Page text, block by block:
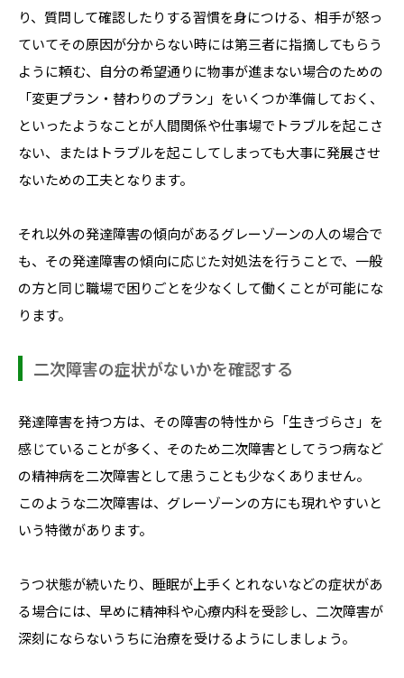
り、質問して確認したりする習慣を身につける、相手が怒っ
ていてその原因が分からない時には第三者に指摘してもらう
ように頼む、自分の希望通りに物事が進まない場合のための
「変更プラン・替わりのプラン」をいくつか準備しておく、
といったようなことが人間関係や仕事場でトラブルを起こさ
ない、またはトラブルを起こしてしまっても大事に発展させ
ないための工夫となります。
それ以外の発達障害の傾向があるグレーゾーンの人の場合で
も、その発達障害の傾向に応じた対処法を行うことで、一般
の方と同じ職場で困りごとを少なくして働くことが可能にな
ります。
二次障害の症状がないかを確認する
発達障害を持つ方は、その障害の特性から「生きづらさ」を
感じていることが多く、そのため二次障害としてうつ病など
の精神病を二次障害として患うことも少なくありません。
このような二次障害は、グレーゾーンの方にも現れやすいと
いう特徴があります。
うつ状態が続いたり、睡眠が上手くとれないなどの症状があ
る場合には、早めに精神科や心療内科を受診し、二次障害が
深刻にならないうちに治療を受けるようにしましょう。